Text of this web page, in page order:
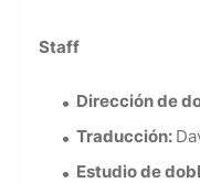
Staff
Dirección de
Traducción:
Estudio de